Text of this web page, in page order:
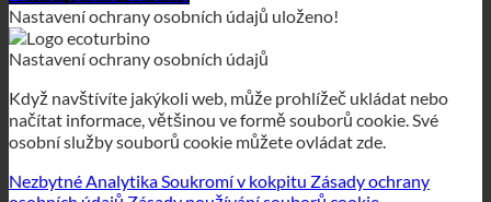
Nezbytné AnalytikaSoukromí v kokpituZásady ochrany
osobních údajůZásady používání souborů cookie
Tyto soubory cookie jsou nezbytné pro fungování webových
stránek a v našich systémech je nelze vypnout.
GDPRGDPR
K zajištění služby GDPR na těchto webových stránkách
používáme následující technicky nezbytné soubory cookie: